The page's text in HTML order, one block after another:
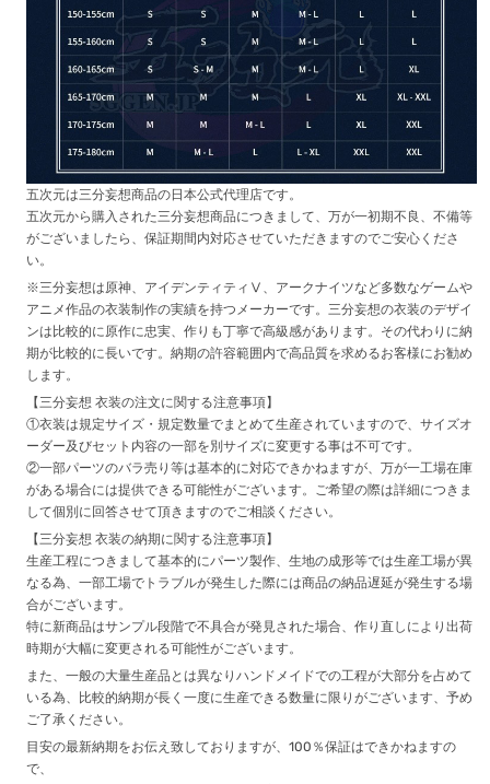
五次元は三分妄想商品の日本公式代理店です。
五次元から購入された三分妄想商品につきまして、万が一初期不良、不備等
がございましたら、保証期間内対応させていただきますのでご安心くださ
い。
※三分妄想は原神、アイデンティティⅤ、アークナイツなど多数なゲームや
アニメ作品の衣装制作の実績を持つメーカーです。三分妄想の衣装のデザイ
ンは比較的に原作に忠実、作りも丁寧で高級感があります。その代わりに納
期が比較的に長いです。納期の許容範囲内で高品質を求めるお客様にお勧め
します。
【三分妄想 衣装の注文に関する注意事項】
①衣装は規定サイズ・規定数量でまとめて生産されていますので、サイズオ
ーダー及びセット内容の一部を別サイズに変更する事は不可です。
②一部パーツのバラ売り等は基本的に対応できかねますが、万が一工場在庫
がある場合には提供できる可能性がございます。ご希望の際は詳細につきま
して個別に回答させて頂きますのでご相談ください。
【三分妄想 衣装の納期に関する注意事項】
生産工程につきまして基本的にパーツ製作、生地の成形等では生産工場が異
なる為、一部工場でトラブルが発生した際には商品の納品遅延が発生する場
合がございます。
特に新商品はサンプル段階で不具合が発見された場合、作り直しにより出荷
時期が大幅に変更される可能性がございます。
また、一般の大量生産品とは異なりハンドメイドでの工程が大部分を占めて
いる為、比較的納期が長く一度に生産できる数量に限りがございます、予め
ご了承ください。
目安の最新納期をお伝え致しておりますが、100％保証はできかねますの
で、